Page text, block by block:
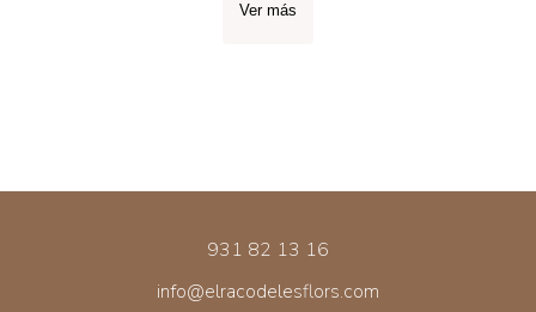
Ver más
931 82 13 16
info@elracodelesflors.com